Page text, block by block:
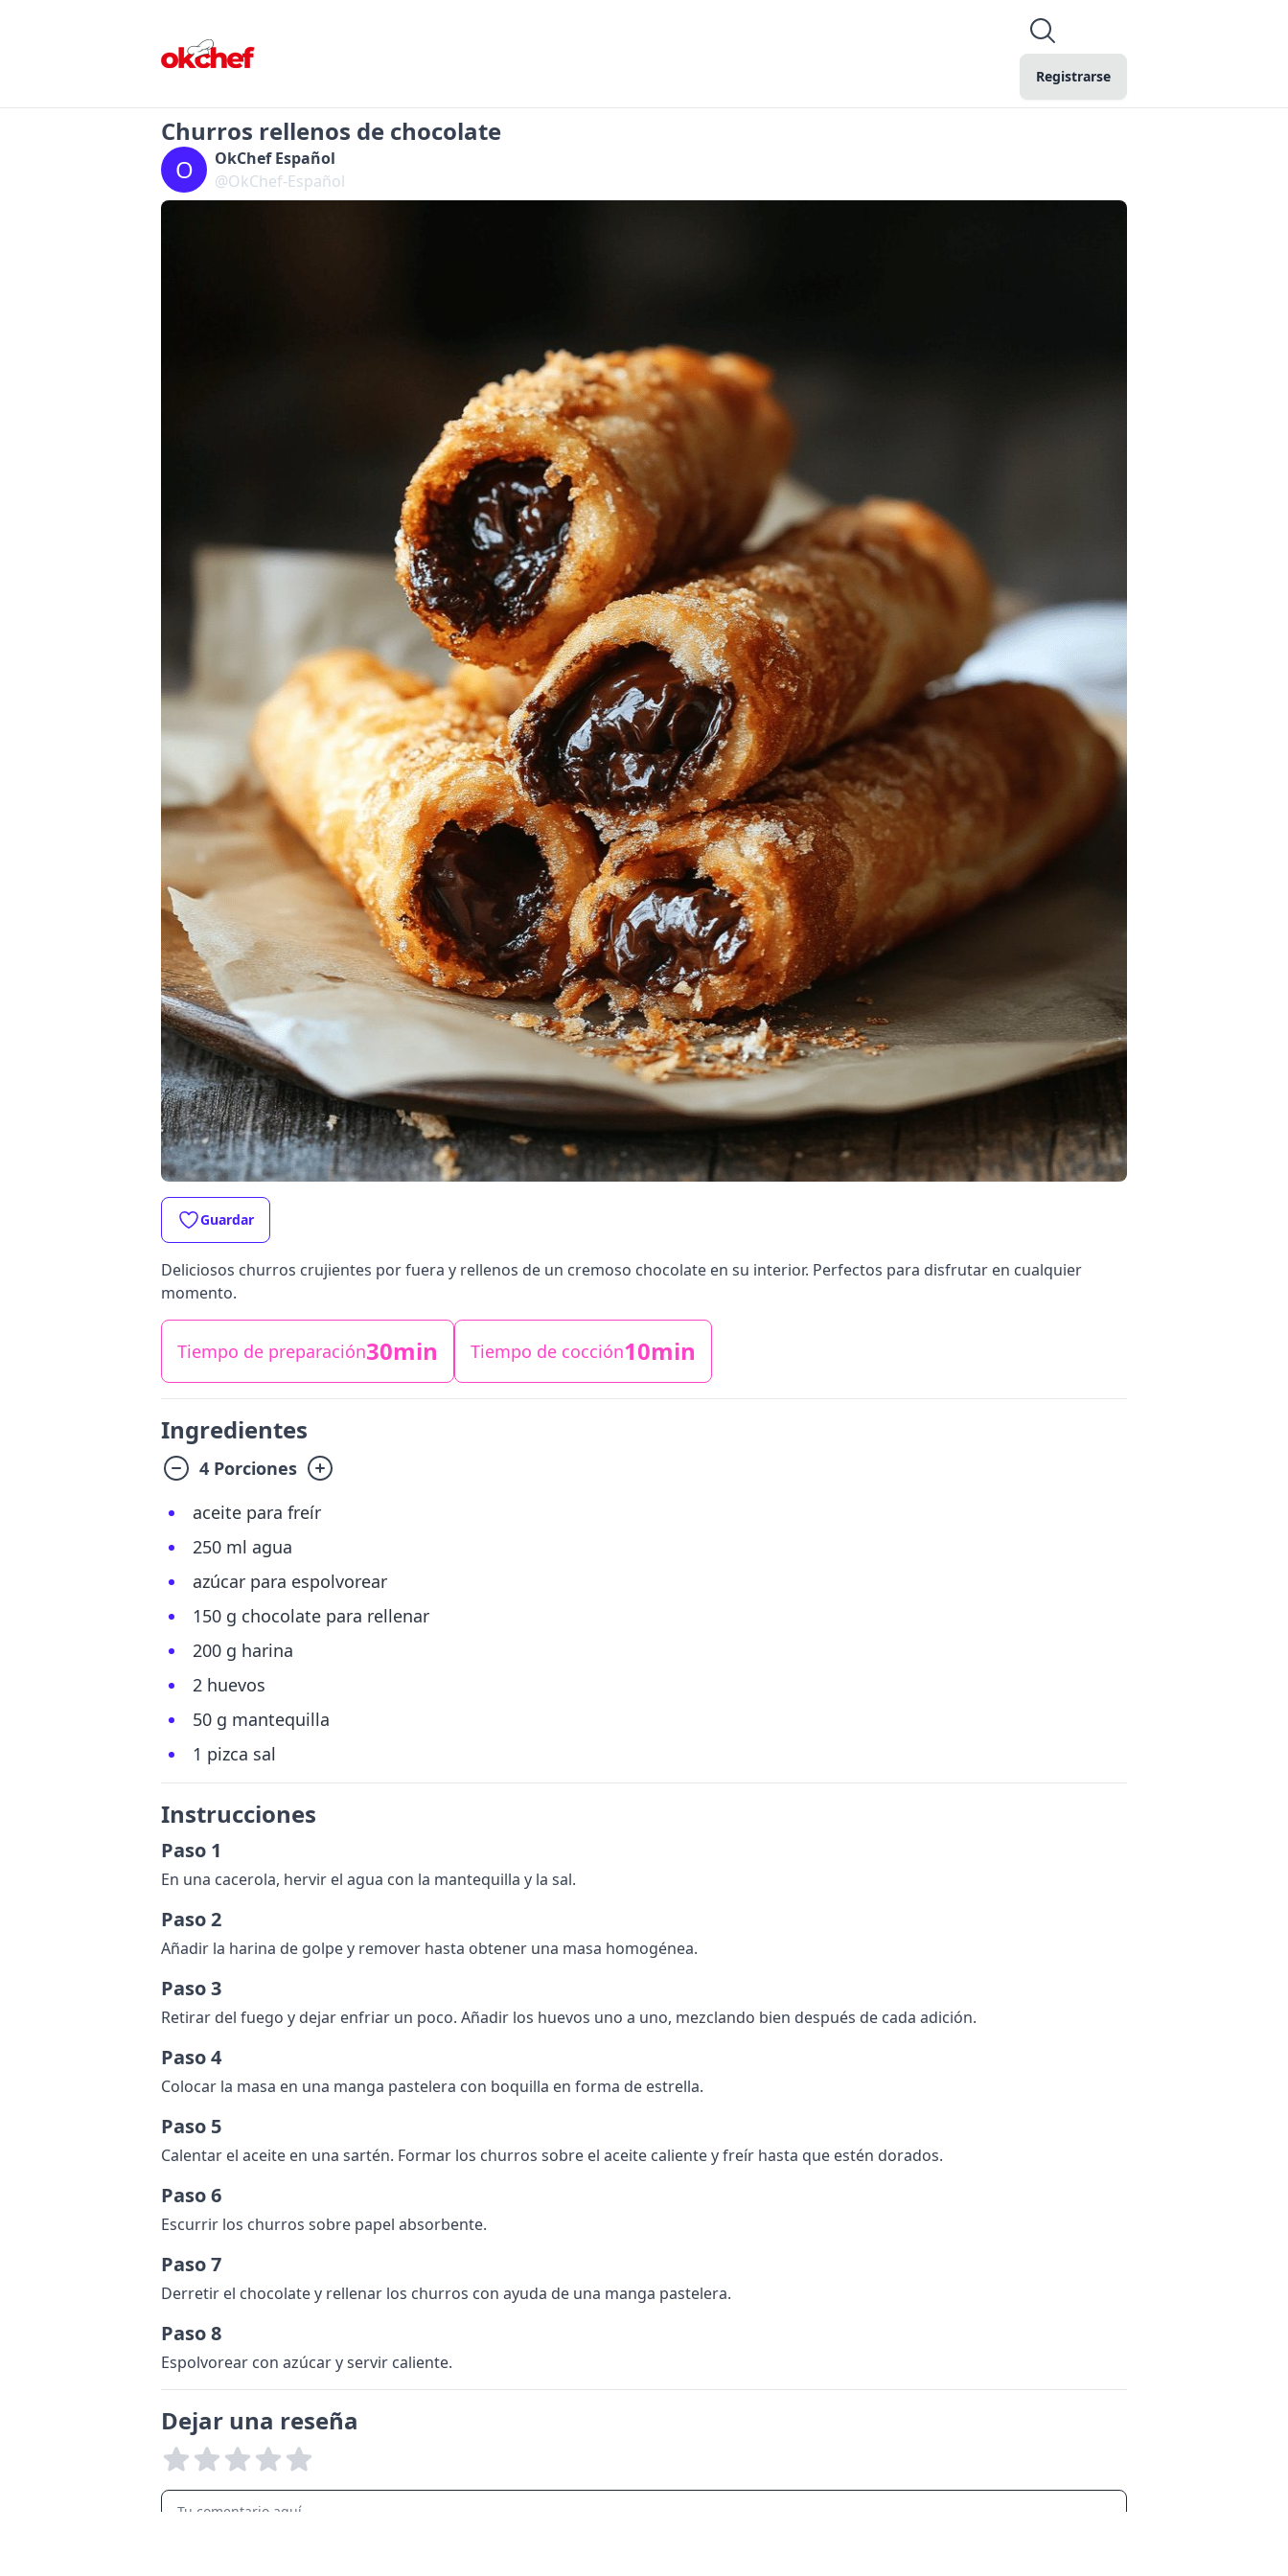
Registrarse
Churros rellenos de chocolate
O
OkChef Español
@OkChef-Español
Guardar
Deliciosos churros crujientes por fuera y rellenos de un cremoso chocolate en su interior. Perfectos para disfrutar en cualquier
momento.
Tiempo de preparación30min Tiempo de cocción10min
Ingredientes
4 Porciones
aceite para freír
250 ml agua
azúcar para espolvorear
150 g chocolate para rellenar
200 g harina
2 huevos
50 g mantequilla
1 pizca sal
Instrucciones
Paso 1
En una cacerola, hervir el agua con la mantequilla y la sal.
Paso 2
Añadir la harina de golpe y remover hasta obtener una masa homogénea.
Paso 3
Retirar del fuego y dejar enfriar un poco. Añadir los huevos uno a uno, mezclando bien después de cada adición.
Paso 4
Colocar la masa en una manga pastelera con boquilla en forma de estrella.
Paso 5
Calentar el aceite en una sartén. Formar los churros sobre el aceite caliente y freír hasta que estén dorados.
Paso 6
Escurrir los churros sobre papel absorbente.
Paso 7
Derretir el chocolate y rellenar los churros con ayuda de una manga pastelera.
Paso 8
Espolvorear con azúcar y servir caliente.
Dejar una reseña